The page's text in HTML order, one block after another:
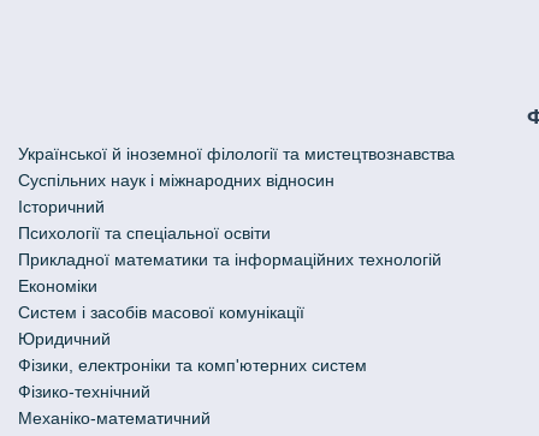
Української й іноземної філології та мистецтвознавства
Cуспільних наук і міжнародних відносин
Історичний
Психології та спеціальної освіти
Прикладної математики та інформаційних технологій
Економіки
Систем і засобів масової комунікації
Юридичний
Фізики, електроніки та комп'ютерних систем
Фізико-технічний
Механіко-математичний